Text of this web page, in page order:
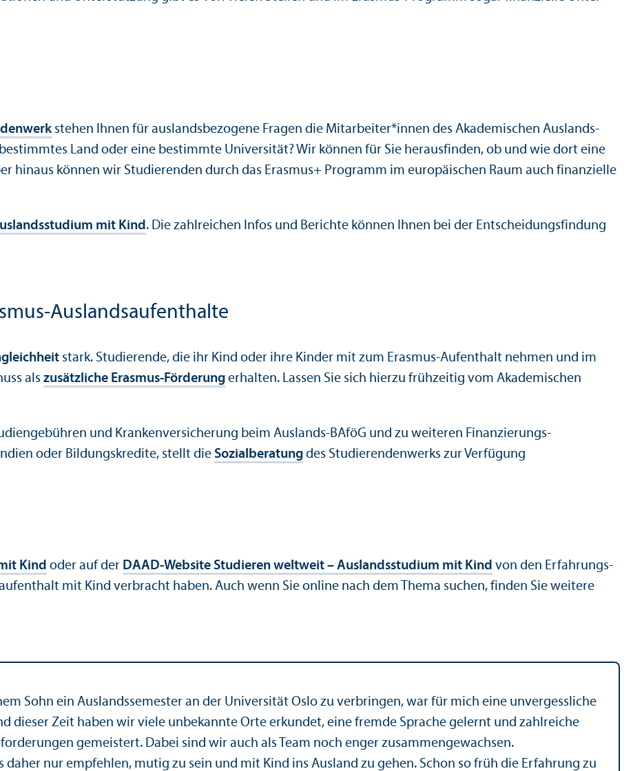
stehen Ihnen für auslands­bezogene Fragen die Mitarbeiter*innen des Akademischen Auslands­
Land oder eine bestimmte Universität? Wir können für Sie herausfinden, ob und wie dort eine
hinaus können wir Studierenden durch das Erasmus+ Programm im europäischen Raum auch finanz­ielle
mit Kind. Die zahlreichen Infos und Berichte können Ihnen bei der Entscheidungs­findung
Auslands­aufenthalte
stark. Studierende, die ihr Kind oder ihre Kinder mit zum Erasmus-Aufenthalt nehmen und im
als zusätzliche Erasmus-Förderung erhalten. Lassen Sie sich hierzu frühzeitig vom Akademischen
und Kranken­versicherung beim Auslands-BAföG und zu weiteren Finanzierungs­
oder Bildungs­kredite, stellt die Sozial­beratung des Studierenden­werks zur Verfügung
Kind oder auf der DAAD-Website Studieren weltweit – Auslands­studium mit Kind von den Erfahrungs­
mit Kind verbracht haben. Auch wenn Sie online nach dem Thema suchen, finden Sie weitere
Sohn ein Auslands­semester an der Universität Oslo zu verbringen, war für mich eine unvergessliche
dieser Zeit haben wir viele unbekannte Orte erkundet, eine fremde Sprache gelernt und zahlreiche
gemeistert. Dabei sind wir auch als Team noch enger zusammengewachsen.
daher nur empfehlen, mutig zu sein und mit Kind ins Ausland zu gehen. Schon so früh die Erfahrung zu